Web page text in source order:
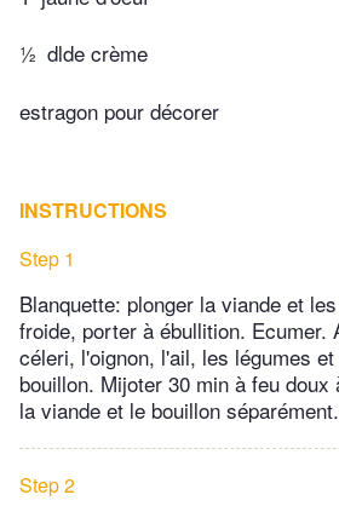
½ dlde crème
estragon pour décorer
INSTRUCTIONS
Step 1
Blanquette: plonger la viande et
froide, porter à ébullition. Ecumer.
céleri, l'oignon, l'ail, les légumes
bouillon. Mijoter 30 min à feu
la viande et le bouillon séparément.
Step 2